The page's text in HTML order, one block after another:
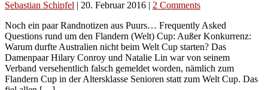
Sebastian Schipfel | 20. Februar 2016 | 2 Comments
Noch ein paar Randnotizen aus Puurs… Frequently Asked
Questions rund um den Flandern (Welt) Cup: Außer Konkurrenz:
Warum durfte Australien nicht beim Welt Cup starten? Das
Damenpaar Hilary Conroy und Natalie Lin war von seinem
Verband versehentlich falsch gemeldet worden, nämlich zum
Flandern Cup in der Altersklasse Senioren statt zum Welt Cup. Das